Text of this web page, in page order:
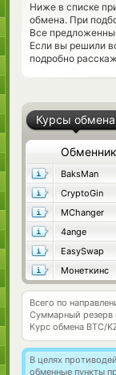
Ниже в списке
обмена. При
Все
Если вы решили
подробно
Курсы обмена
Обменник
BaksMan
CryptoGin
MChanger
4ange
EasySwap
Монеткинс
Всего по
Суммарный резерв
Курс обмена BTC/
В целях
обменные пункты